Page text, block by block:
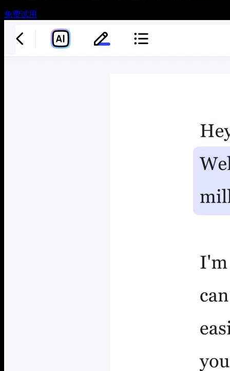
免费试用